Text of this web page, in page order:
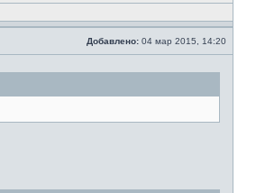
Добавлено: 04 мар 2015, 14:20